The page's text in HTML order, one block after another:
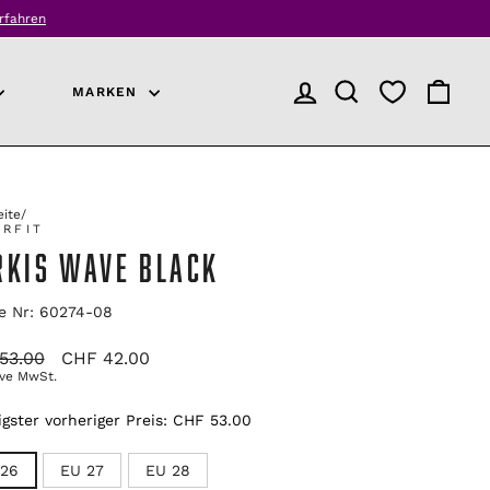
MARKEN ANMELDENPRODUKTSUCHE
/
WAVE BLACK
Nr: 60274-08
Verkaufspreis
CHF 42.00
MwSt.
vorheriger Preis: CHF 53.00
EU 27 EU 28